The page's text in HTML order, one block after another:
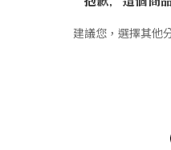
建議您，選擇其他